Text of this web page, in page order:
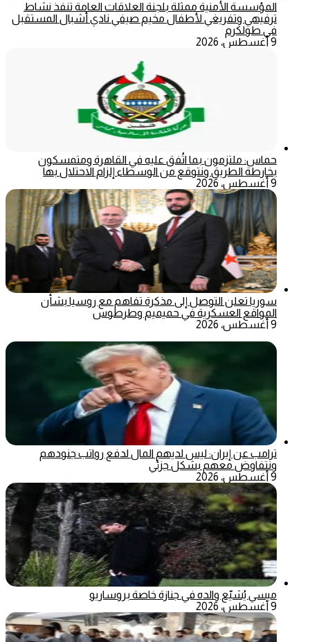
المؤسسة الأمنية ممثلة بلجنة العلاقات العامة تنفذ نشاط
ترفيهي وتفريغي لأطفال مخيم صيفي نادي أشبال المستقبل
في طولكرم
9 أغسطس، 2026
حماس: ملتزمون بما اتُفق عليه في القاهرة ومتمسكون
بخارطة الطريق ونتوقع من الوسطاء إلزام الاحتلال بها
9 أغسطس، 2026
سوريا تعلن التوصل إلى مذكرة تفاهم مع روسيا بشأن
المواقع العسكرية في حميميم وطرطوس
9 أغسطس، 2026
ترامب عن إيران: ليس لديهم المال لدفع رواتب جنودهم
ونتفاوض معهم بشكل جزئي
9 أغسطس، 2026
ميسي يُشيّع والده في جنازة خاصة بروساريو
9 أغسطس، 2026